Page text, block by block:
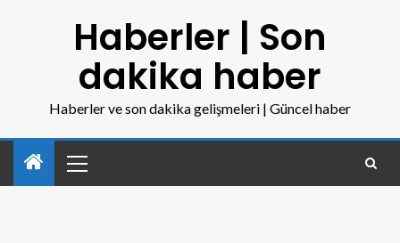
Haberler | Son
dakika haber
Haberler ve son dakika gelişmeleri | Güncel haber